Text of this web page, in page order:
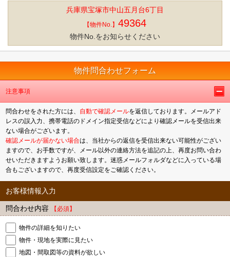
兵庫県宝塚市中山五月台6丁目
【物件No.】 49364
物件No.をお知らせください
物件問合わせフォーム
注意事項
問合わせをされた方には、 自動で確認メールを返信しております。メールアド
レスの誤入力、携帯電話のドメイン指定受信などにより確認メールを受信出来
ない場合がございます。
確認メールが届かない場合は、当社からの返信を受信出来ない可能性がござい
ますので、お手数ですが、メール以外の連絡方法を追記の上、再度お問い合わ
せいただきますようお願い致します。迷惑メールフォルダなどに入っている場
合もございますので、再度受信設定をご確認ください。
お客様情報入力
問合わせ内容 【必須】
物件の詳細を知りたい
物件・現地を実際に見たい
地図・間取図等の資料が欲しい